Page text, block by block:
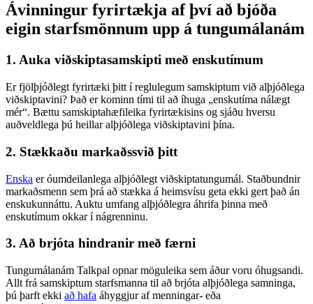
Ávinningur fyrirtækja af því að bjóða
eigin starfsmönnum upp á tungumálanám
1. Auka viðskiptasamskipti með enskutímum
Er fjölþjóðlegt fyrirtæki þitt í reglulegum samskiptum við alþjóðlega
viðskiptavini? Það er kominn tími til að íhuga „enskutíma nálægt
mér“. Bættu samskiptahæfileika fyrirtækisins og sjáðu hversu
auðveldlega þú heillar alþjóðlega viðskiptavini þína.
2. Stækkaðu markaðssvið þitt
Enska er óumdeilanlega alþjóðlegt viðskiptatungumál. Staðbundnir
markaðsmenn sem þrá að stækka á heimsvísu geta ekki gert það án
enskukunnáttu. Auktu umfang alþjóðlegra áhrifa þinna með
enskutímum okkar í nágrenninu.
3. Að brjóta hindranir með færni
Tungumálanám Talkpal opnar möguleika sem áður voru óhugsandi.
Allt frá samskiptum starfsmanna til að brjóta alþjóðlega samninga,
þú þarft ekki að hafa áhyggjur af menningar- eða